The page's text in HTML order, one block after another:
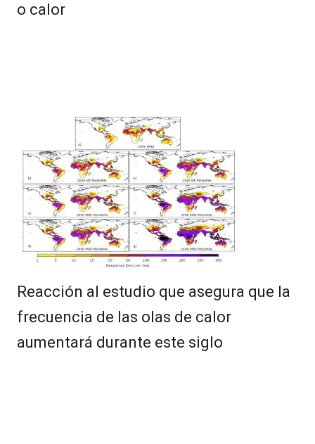
o calor
Reacción al estudio que asegura que la
frecuencia de las olas de calor
aumentará durante este siglo